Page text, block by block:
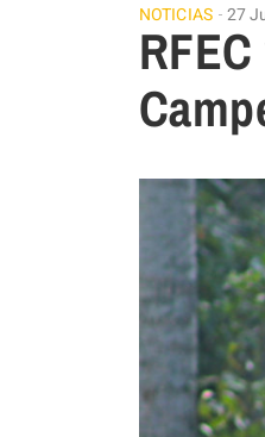
NOTICIAS 27